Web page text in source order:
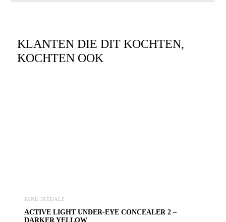
KLANTEN DIE DIT KOCHTEN,
KOCHTEN OOK
JANE IREDALE
ACTIVE LIGHT UNDER-EYE CONCEALER 2 –
DARKER YELLOW